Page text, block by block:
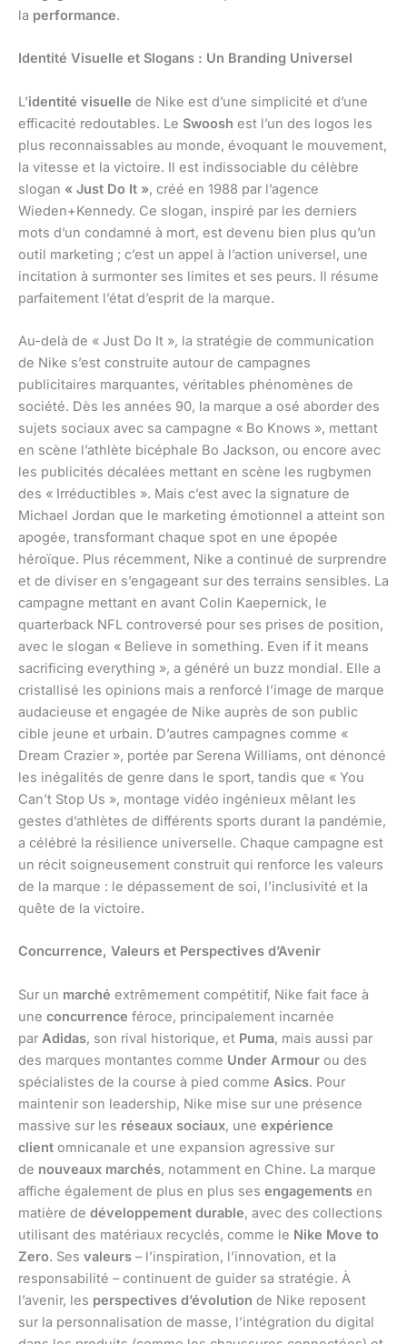
la performance.
Identité Visuelle et Slogans : Un Branding Universel
L’identité visuelle de Nike est d’une simplicité et d’une
efficacité redoutables. Le Swoosh est l’un des logos les
plus reconnaissables au monde, évoquant le mouvement,
la vitesse et la victoire. Il est indissociable du célèbre
slogan « Just Do It », créé en 1988 par l’agence
Wieden+Kennedy. Ce slogan, inspiré par les derniers
mots d’un condamné à mort, est devenu bien plus qu’un
outil marketing ; c’est un appel à l’action universel, une
incitation à surmonter ses limites et ses peurs. Il résume
parfaitement l’état d’esprit de la marque.
Au-delà de « Just Do It », la stratégie de communication
de Nike s’est construite autour de campagnes
publicitaires marquantes, véritables phénomènes de
société. Dès les années 90, la marque a osé aborder des
sujets sociaux avec sa campagne « Bo Knows », mettant
en scène l’athlète bicéphale Bo Jackson, ou encore avec
les publicités décalées mettant en scène les rugbymen
des « Irréductibles ». Mais c’est avec la signature de
Michael Jordan que le marketing émotionnel a atteint son
apogée, transformant chaque spot en une épopée
héroïque. Plus récemment, Nike a continué de surprendre
et de diviser en s’engageant sur des terrains sensibles. La
campagne mettant en avant Colin Kaepernick, le
quarterback NFL controversé pour ses prises de position,
avec le slogan « Believe in something. Even if it means
sacrificing everything », a généré un buzz mondial. Elle a
cristallisé les opinions mais a renforcé l’image de marque
audacieuse et engagée de Nike auprès de son public
cible jeune et urbain. D’autres campagnes comme «
Dream Crazier », portée par Serena Williams, ont dénoncé
les inégalités de genre dans le sport, tandis que « You
Can’t Stop Us », montage vidéo ingénieux mêlant les
gestes d’athlètes de différents sports durant la pandémie,
a célébré la résilience universelle. Chaque campagne est
un récit soigneusement construit qui renforce les valeurs
de la marque : le dépassement de soi, l’inclusivité et la
quête de la victoire.
Concurrence, Valeurs et Perspectives d’Avenir
Sur un marché extrêmement compétitif, Nike fait face à
une concurrence féroce, principalement incarnée
par Adidas, son rival historique, et Puma, mais aussi par
des marques montantes comme Under Armour ou des
spécialistes de la course à pied comme Asics. Pour
maintenir son leadership, Nike mise sur une présence
massive sur les réseaux sociaux, une expérience
client omnicanale et une expansion agressive sur
de nouveaux marchés, notamment en Chine. La marque
affiche également de plus en plus ses engagements en
matière de développement durable, avec des collections
utilisant des matériaux recyclés, comme le Nike Move to
Zero. Ses valeurs – l’inspiration, l’innovation, et la
responsabilité – continuent de guider sa stratégie. À
l’avenir, les perspectives d’évolution de Nike reposent
sur la personnalisation de masse, l’intégration du digital